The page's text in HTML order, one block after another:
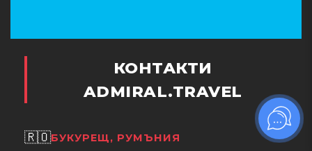
КОНТАКТИ
ADMIRAL.TRAVEL
🇷🇴БУКУРЕЩ, РУМЪНИЯ